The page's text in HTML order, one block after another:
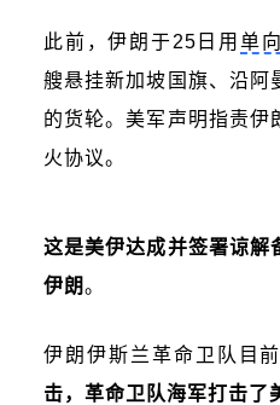
此前，伊朗于25日用 单
艘悬挂新加坡国旗、沿阿
的货轮。美军声明指责伊
火协议。
这是美伊达成并签署谅解
伊朗。
伊朗伊斯兰革命卫队目前
击，革命卫队海军打击了